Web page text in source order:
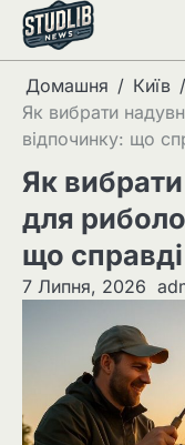
Перейти
вмісту
Домашня
Київ
Як вибрати
відпочинку: що
Як
для
що
7 Липня, 2026